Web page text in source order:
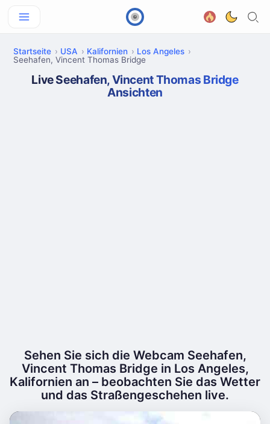
Startseite USA Kalifornien
Los Angeles
Seehafen, Vincent Thomas Bridge
Live Seehafen, Vincent Thomas Bridge
Ansichten
Sehen Sie sich die Webcam Seehafen,
Vincent Thomas Bridge in Los Angeles,
Kalifornien an – beobachten Sie das Wetter
und das Straßengeschehen live.